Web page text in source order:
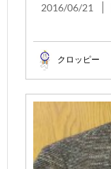
2016/06/21
クロッピー